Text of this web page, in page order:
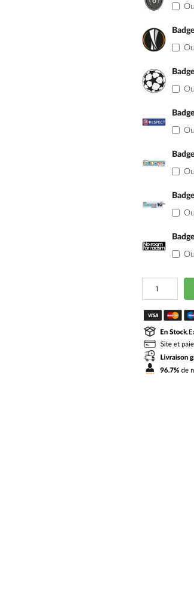
quantité
Maillot
Liverpool
Exterieur
2024
2025